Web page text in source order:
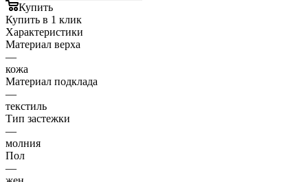
Купить
Купить в 1 клик
Характеристики
Материал верха
—
кожа
Материал подклада
—
текстиль
Тип застежки
—
молния
Пол
—